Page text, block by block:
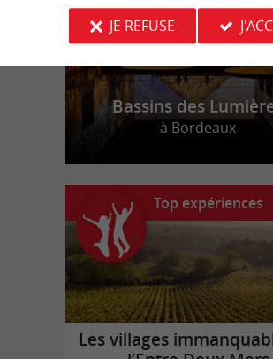
Bassins des
à Bordeaux
Top expériences
Les villages
JE REFUSE